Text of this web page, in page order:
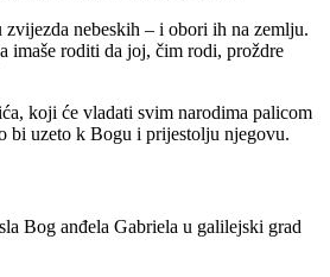
nebeskih – i obori ih na zemlju.
imaše roditi da joj, čim rodi, proždre
koji će vladati svim narodima palicom
bi uzeto k Bogu i prijestolju njegovu.
Bog anđela Gabriela u galilejski grad